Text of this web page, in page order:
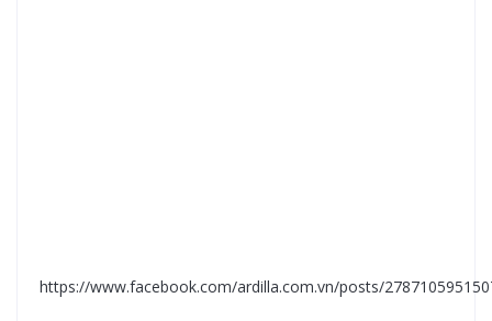
https://www.facebook.com/ardilla.com.vn/posts/